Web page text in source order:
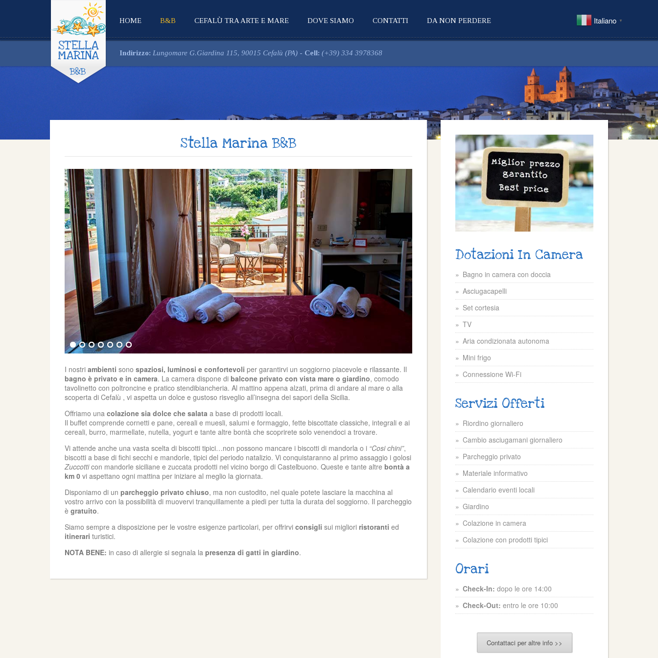
HOME B&B CEFALÙ TRA ARTE E MARE DOVE SIAMO CONTATTI DA NON PERDERE Italiano ▼
Indirizzo: Lungomare G.Giardina 115, 90015 Cefalù (PA) - Cell: (+39) 334 3978368
Stella Marina B&B
I nostri ambienti sono spaziosi, luminosi e confortevoli per garantirvi un soggiorno piacevole e rilassante. Il
bagno è privato e in camera. La camera dispone di balcone privato con vista mare o giardino, comodo
tavolinetto con poltroncine e pratico stendibiancheria. Al mattino appena alzati, prima di andare al mare o alla
scoperta di Cefalù , vi aspetta un dolce e gustoso risveglio all’insegna dei sapori della Sicilia.
Offriamo una colazione sia dolce che salata a base di prodotti locali.
Il buffet comprende cornetti e pane, cereali e muesli, salumi e formaggio, fette biscottate classiche, integrali e ai
cereali, burro, marmellate, nutella, yogurt e tante altre bontà che scoprirete solo venendoci a trovare.
Vi attende anche una vasta scelta di biscotti tipici…non possono mancare i biscotti di mandorla o i “Cosi chini”,
biscotti a base di fichi secchi e mandorle, tipici del periodo natalizio. Vi conquistaranno al primo assaggio i golosi
Zuccotticon mandorle siciliane e zuccata prodotti nel vicino borgo di Castelbuono. Queste e tante altre bontà a
km 0 vi aspettano ogni mattina per iniziare al meglio la giornata.
Disponiamo di un parcheggio privato chiuso, ma non custodito, nel quale potete lasciare la macchina al
vostro arrivo con la possibilità di muovervi tranquillamente a piedi per tutta la durata del soggiorno. Il parcheggio
è gratuito.
Siamo sempre a disposizione per le vostre esigenze particolari, per offrirvi consigli sui migliori ristoranti ed
itinerari turistici.
NOTA BENE: in caso di allergie si segnala la presenza di gatti in giardino.
Dotazioni In Camera
Bagno in camera con doccia
Asciugacapelli
Set cortesia
TV
Aria condizionata autonoma
Mini frigo
Connessione Wi-Fi
Servizi Offerti
Riordino giornaliero
Cambio asciugamani giornaliero
Parcheggio privato
Materiale informativo
Calendario eventi locali
Giardino
Colazione in camera
Colazione con prodotti tipici
Orari
Check-In: dopo le ore 14:00
Check-Out: entro le ore 10:00
Contattaci per altre info >>